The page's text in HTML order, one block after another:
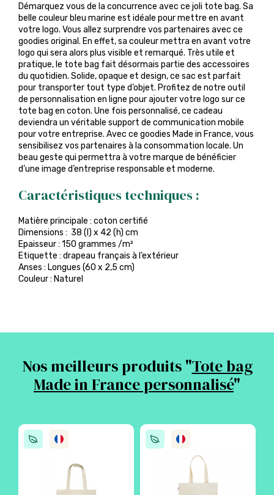
Démarquez vous de la concurrence avec ce joli tote bag. Sa
belle couleur bleu marine est idéale pour mettre en avant
votre logo. Vous allez surprendre vos partenaires avec ce
goodies original. En effet, sa couleur mettra en avant votre
logo qui sera alors plus visible et remarqué. Très utile et
pratique, le tote bag fait désormais partie des accessoires
du quotidien. Solide, opaque et design, ce sac est parfait
pour transporter tout type d’objet. Profitez de notre outil
de personnalisation en ligne pour ajouter votre logo sur ce
tote bag en coton. Une fois personnalisé, ce cadeau
deviendra un véritable support de communication mobile
pour votre entreprise. Avec ce goodies Made in France, vous
sensibilisez vos partenaires à la consommation locale. Un
beau geste qui permettra à votre marque de bénéficier
d’une image d’entreprise responsable et moderne.
Caractéristiques techniques :
Matière principale : coton certifié
Dimensions : 38 (l) x 42 (h) cm
Epaisseur : 150 grammes /m²
Etiquette : drapeau français à l’extérieur
Anses : Longues (60 x 2,5 cm)
Couleur : Naturel
Nos meilleurs produits "Tote bag
Made in France personnalisé"